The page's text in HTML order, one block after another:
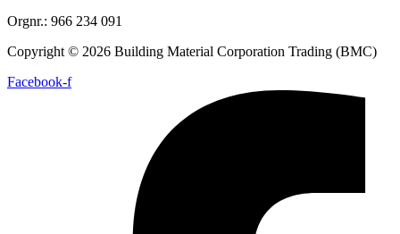
Orgnr.: 966 234 091
Copyright © 2026 Building Material Corporation Trading (BMC)
Facebook-f